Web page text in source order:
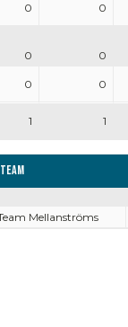
1 1
0 0
0 0
0 0
Team
Mellanströms